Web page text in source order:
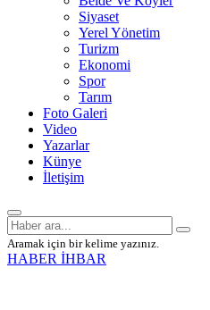
Siyaset
Yerel Yönetim
Turizm
Ekonomi
Spor
Tarım
Foto Galeri
Video
Yazarlar
Künye
İletişim
Aramak için bir kelime yazınız.
HABER İHBAR